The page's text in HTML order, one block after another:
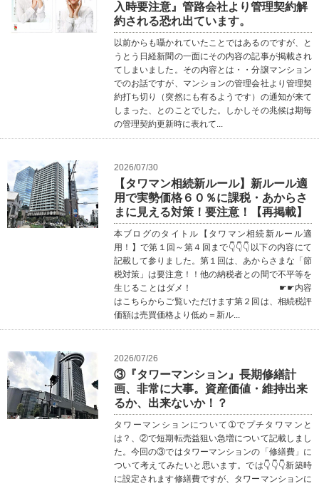
入時要注意』管路会社より管理契約解
約される恐れ出ています。
以前からも囁かれていたことではあるのですが、と
うとう日経新聞の一面にその内容の記事が掲載され
てしまいました。その内容とは・・分譲マンション
でのお話ですが、マンションの管理会社より管理契
約打ち切り（突然にも有るようです）の通知が来て
しまった、とのことでした。しかしその兆候は期毎
の管理契約更新時に表れて...
2026/07/30
【タワマン相続新ルール】新ルール適
用で実勢価格６０％に課税・あからさ
まに見える対策！要注意！【再掲載】
本ブログのタイトル【タワマン相続新ルール適
用！】で第１回～第４回まで👇👇👇以下の内容にて
記載して参りました。第１回は、あからさまな「節
税対策」は要注意！！他の納税者との間で不平等を
生じることはダメ！ ☛☛内容
はこちらからご覧いただけます第２回は、相続税評
価額は売買価格より低め＝新ル...
2026/07/26
③『タワーマンション』長期修繕計
画、非常に大事。資産価値・維持出来
るか、出来ないか！？
タワーマンションについて➀でプチタワマンと
は？、②で短期転売益狙い急増について記載しまし
た。今回の③ではタワーマンションの「修繕費」に
ついて考えてみたいと思います。では👇👇👇新築時
に設定されます修繕費ですが、タワーマンションに